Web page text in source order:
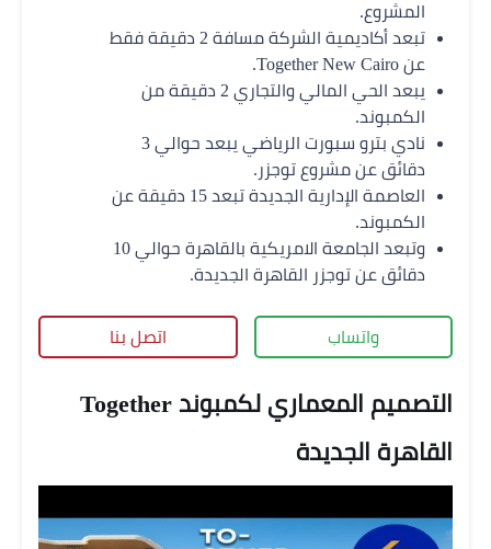
المشروع.
تبعد أكاديمية الشركة مسافة 2 دقيقة فقط
عن Together New Cairo.
يبعد الحي المالي والتجاري 2 دقيقة من
الكمبوند.
نادي بترو سبورت الرياضي يبعد حوالي 3
دقائق عن مشروع توجزر.
العاصمة الإدارية الجديدة تبعد 15 دقيقة عن
الكمبوند.
وتبعد الجامعة الامريكية بالقاهرة حوالي 10
دقائق عن توجزر القاهرة الجديدة.
واتساب اتصل بنا
التصميم المعماري لكمبوند Together
القاهرة الجديدة